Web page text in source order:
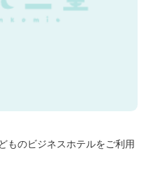
ものビジネスホテルをご利用